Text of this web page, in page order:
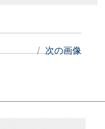
次の画像